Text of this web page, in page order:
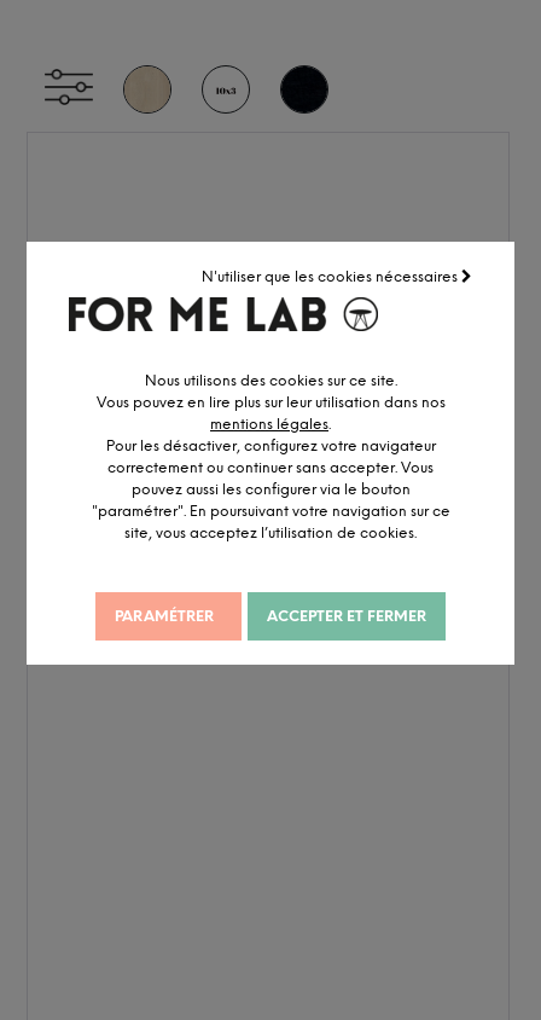
N'utiliser que les cookies nécessaires
Nous utilisons des cookies sur ce site.
Vous pouvez en lire plus sur leur utilisation dans nos
mentions légales
Pour les désactiver, configurez votre navigateur
correctement ou continuer sans accepter. Vous
pouvez aussi les configurer via le bouton
"paramétrer". En poursuivant votre navigation sur ce
site, vous acceptez l’utilisation de cookies.
PARAMÉTRER ACCEPTER ET FERMER